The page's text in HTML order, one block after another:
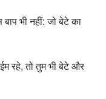
भी नहीं: जो बेटे का
रहे, तो तुम भी बेटे और